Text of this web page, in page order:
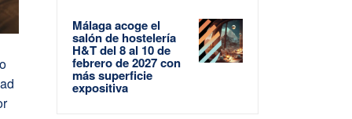
Málaga acoge el
salón de hostelería
H&T del 8 al 10 de
febrero de 2027 con
más superficie
expositiva